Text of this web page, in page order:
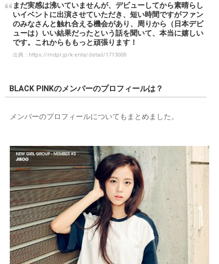
まだ実感は沸いていませんが、デビューしてから素晴らし
いイベントに出演させていただき、短い時間ですがファン
のみなさんと触れ合える機会があり、周りから（日本デビ
ューは）いい結果だったという話を聞いて、本当に嬉しい
です。これからももっと頑張ります！
出典： https://mdpr.jp/k-enta/detail/1713008
BLACK PINKのメンバーのプロフィールは？
メンバーのプロフィールについてもまとめました。